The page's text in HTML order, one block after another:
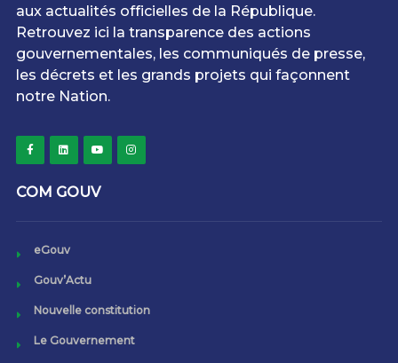
aux actualités officielles de la République.
Retrouvez ici la transparence des actions
gouvernementales, les communiqués de presse,
les décrets et les grands projets qui façonnent
notre Nation.
COM GOUV
eGouv
Gouv’Actu
Nouvelle constitution
Le Gouvernement